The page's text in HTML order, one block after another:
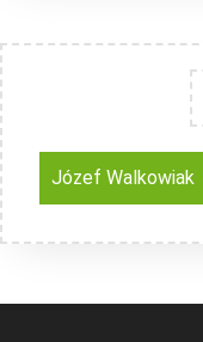
Józef Walkowiak